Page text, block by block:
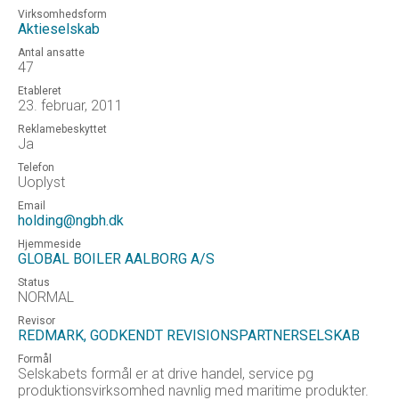
Virksomhedsform
Aktieselskab
Antal ansatte
47
Etableret
23. februar, 2011
Reklamebeskyttet
Ja
Telefon
Uoplyst
Email
holding@ngbh.dk
Hjemmeside
GLOBAL BOILER AALBORG A/S
Status
NORMAL
Revisor
REDMARK, GODKENDT REVISIONSPARTNERSELSKAB
Formål
Selskabets formål er at drive handel, service pg
produktionsvirksomhed navnlig med maritime produkter.